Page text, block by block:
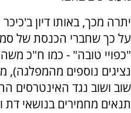
יתרה מכך, באותו דיון
על כך שחברי הכנסת של
"כפויי טובה" - כמו ח"כ משה
נציגים נוספים מהמפלגה),
שוב ושוב נגד האינטרסים
תנאים מחמירים בנושאי דת